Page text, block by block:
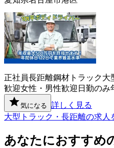
正社員長距離鋼材 トラック大
歓迎女性・男性歓迎 日勤のみ
気になる 詳しく見る
大型トラック・長距離の求人
あなたにおすすめ